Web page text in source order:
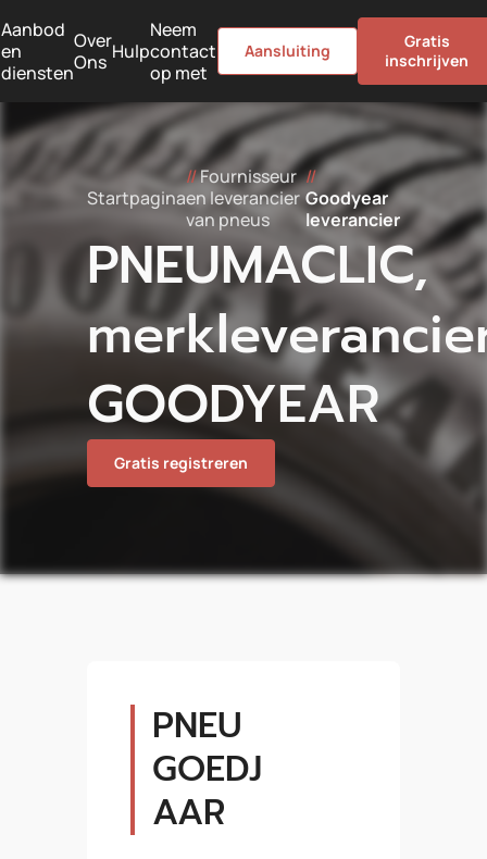
Aanbod
en
diensten
Over
Ons Hulp
Neem
contact
op met
Aansluiting
Gratis
inschrijven
Startpagina
//Fournisseur
en leverancier
van pneus
//
Goodyear
leverancier
PNEUMACLIC,
GOODYEAR
Gratis registreren
PNEU
GOEDJ
AAR